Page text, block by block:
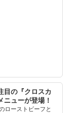
目の『クロスカ
ニューが登場！
ローストビーフと